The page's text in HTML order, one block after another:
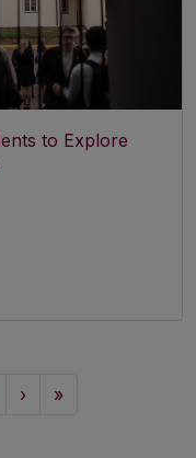
to Explore
› »